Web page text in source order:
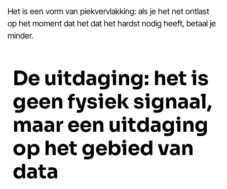
Het is een vorm van piekvervlakking: als je het net ontlast
op het moment dat het dat het hardst nodig heeft, betaal je
minder.
De uitdaging: het is
geen fysiek signaal,
maar een uitdaging
op het gebied van
data